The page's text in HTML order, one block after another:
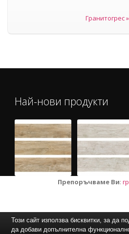
Гранитогрес »
Най-нови продукти
Препоръчваме Ви:
Този сайт използва бисквитки, за да
да добави допълнителна